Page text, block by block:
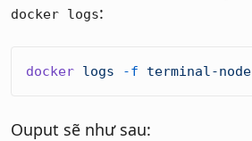
docker logs:
docker logs -f terminal-node
Ouput sẽ như sau: